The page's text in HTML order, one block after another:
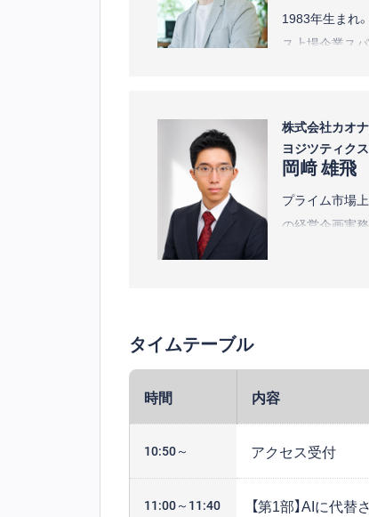
1983年生まれ
ス上場企業ス
ゲーム・小売
間数十億円を
する営業改革な
現在は「AI時
体系化に取り
株式会社カオ
ヨジツティク
岡﨑 雄飛
プライム市場
の経営企画実
実管理システ
タイムテーブル
時間 内容
10:50～ アクセス受付
11:00～11:40
【第1部】AIに代